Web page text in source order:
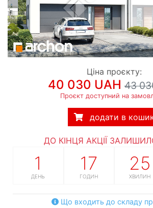
Ціна проєкту:
40 030 UAH43
Проєкт доступний на
додати в
ДО КІНЦЯ АКЦІЇ
1
ДЕНЬ
17
ГОДИН
25
ХВИЛИН
Що входить до складу